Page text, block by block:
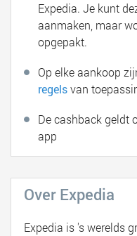
Expedia. Je kunt
aanmaken, maar
opgepakt.
Op elke aankoop
regelsvan
De cashback geldt
app
Over Expedia
Expedia is 's werelds